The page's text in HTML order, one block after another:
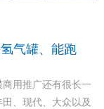
气罐、能跑
用推广还有很长一
、现代、大众以及